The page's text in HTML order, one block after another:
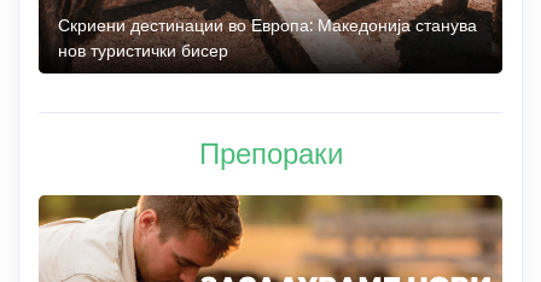
Скриени дестинации во Европа: Македонија станува
нов туристички бисер
Препораки